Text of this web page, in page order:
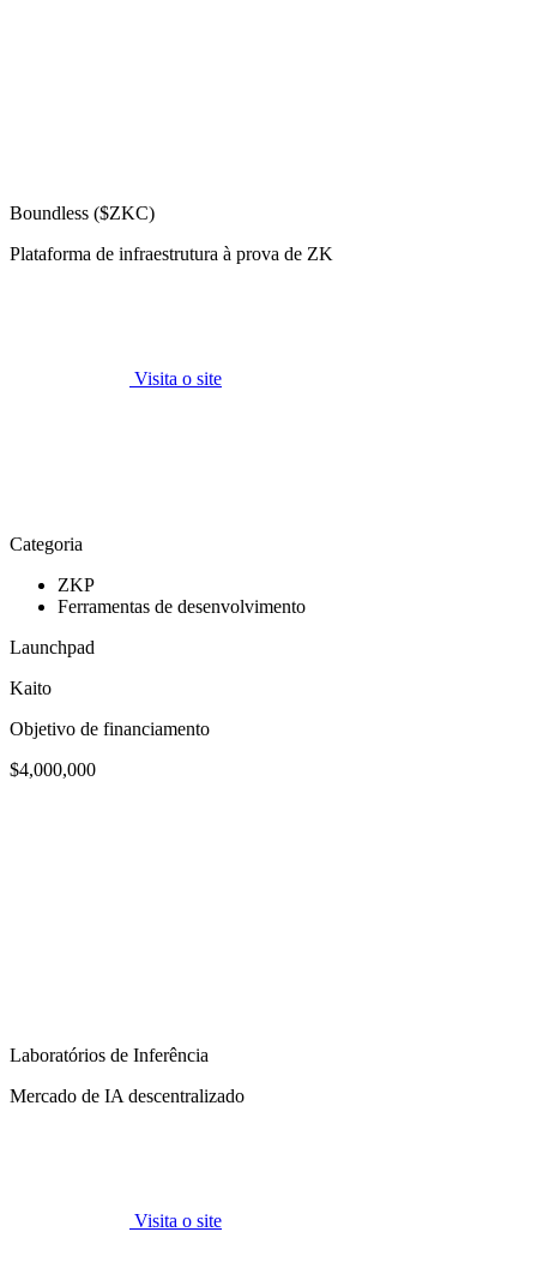
Boundless ($ZKC)
Plataforma de infraestrutura à prova de ZK
Visita o site
Categoria
ZKP
Ferramentas de desenvolvimento
Launchpad
Kaito
Objetivo de financiamento
$4,000,000
Laboratórios de Inferência
Mercado de IA descentralizado
Visita o site